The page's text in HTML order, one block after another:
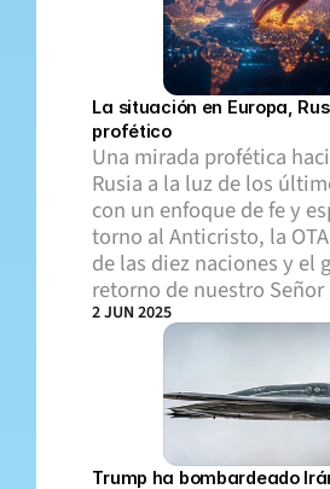
La situación en Europa,
profético
Una mirada profética
Rusia a la luz de los
con un enfoque de fe y
torno al Anticristo, la
de las diez naciones y el
retorno de nuestro Señor
2 JUN 2025
Trump ha bombardeado